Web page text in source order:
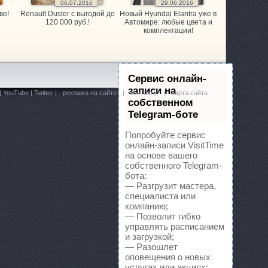
Ленина, 431/5 к2
Юго-Западный 1-й проезд, 2е
06.07.2016
Renault Duster с выгодой до
120 000 руб.!
29.06.2016
Новый Hyundai Elantra уже в
Автомире: любые цвета и
комплектации!
Сервис онлайн-
записи на
собственном
Telegram-боте
Попробуйте сервис
онлайн-записи VisitTime
на основе вашего
собственного Telegram-
бота:
— Разгрузит мастера,
специалиста или
компанию;
— Позволит гибко
управлять расписанием
и загрузкой;
— Разошлет
оповещения о новых
YouTube|Twitter| реклама на сайте | контакты | карта сайта